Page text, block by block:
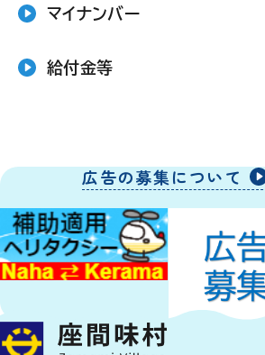
マイナンバー
給付金等
広告の募集について